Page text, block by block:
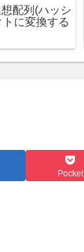
配列(ハッシ
トに変換する
Pocket